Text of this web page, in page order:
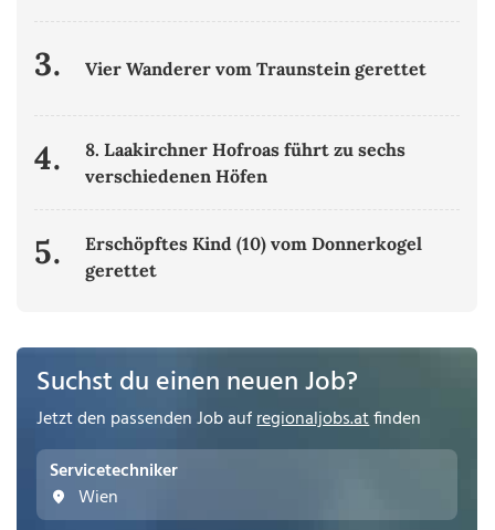
3. Vier Wanderer vom Traunstein gerettet
4.
8. Laakirchner Hofroas führt zu sechs
verschiedenen Höfen
5.
Erschöpftes Kind (10) vom Donnerkogel
gerettet
Suchst du einen neuen Job?
Jetzt den passenden Job aufregionaljobs.atfinden
Servicetechniker
Wien